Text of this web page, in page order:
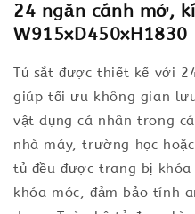
24 ngăn cánh mở,
W915xD450xH1830
Tủ sắt được thiết kế với
giúp tối ưu không gian
vật dụng cá nhân trong
nhà máy, trường học
tủ đều được trang bị
khóa móc, đảm bảo tính